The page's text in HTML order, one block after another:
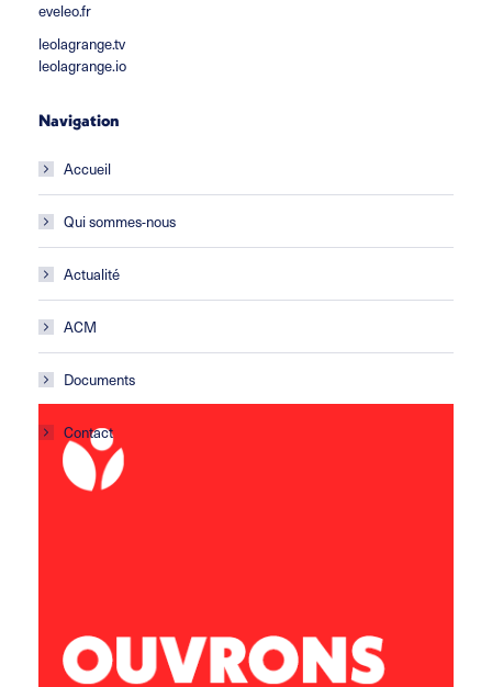
eveleo.fr
leolagrange.tv
leolagrange.io
Navigation
Accueil
Qui sommes-nous
Actualité
ACM
Documents
Contact
04 68 41 43 04 / 06 73 84 52 18